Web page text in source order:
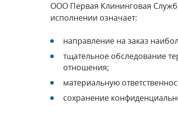
ООО Первая Клининговая
исполнении означает:
направление на заказ
тщательное обследование
отношения;
материальную
сохранение